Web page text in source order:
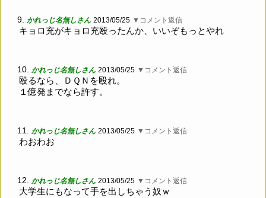
9. かれっじ名無しさん 2013/05/25 ▼コメント返信
キョロ充がキョロ充殴ったんか、いいぞもっとやれ
10. かれっじ名無しさん 2013/05/25 ▼コメント返信
殴るなら、ＤＱＮを殴れ。
１億発までなら許す。
11. かれっじ名無しさん 2013/05/25 ▼コメント返信
わおわお
12. かれっじ名無しさん 2013/05/25 ▼コメント返信
大学生にもなって手を出しちゃう奴ｗ